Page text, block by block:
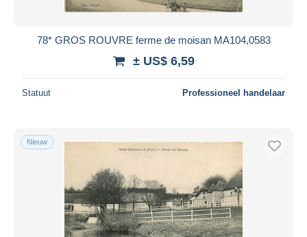
78* GROS ROUVRE ferme de moisan MA104,0583
± US$ 6,59
Statuut Professioneel handelaar
Nieuw